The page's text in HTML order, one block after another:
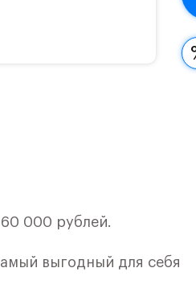
000 рублей.
выгодный для себя